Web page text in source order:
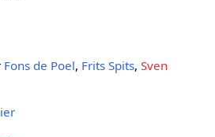
Fons de Poel, Frits Spits, Sven